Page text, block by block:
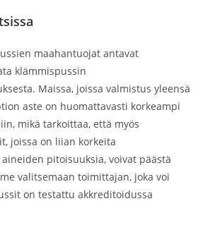
maahantuojat antavat
klämmispussin
Maissa, joissa valmistus yleensä
aste on huomattavasti korkeampi
mikä tarkoittaa, että myös
joissa on liian korkeita
pitoisuuksia, voivat päästä
valitsemaan toimittajan, joka voi
on testattu akkreditoidussa